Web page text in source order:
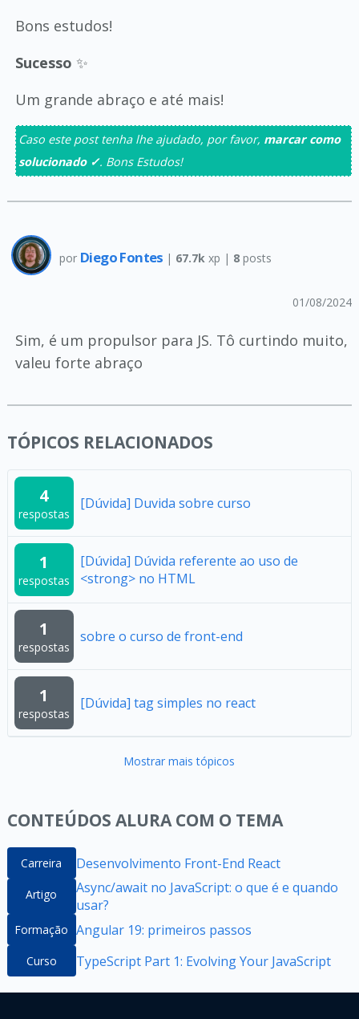
Bons estudos!
Sucesso ✨
Um grande abraço e até mais!
Caso este post tenha lhe ajudado, por favor, marcar como
solucionado ✓. Bons Estudos!
por Diego Fontes | 67.7k xp | 8 posts
01/08/2024
Sim, é um propulsor para JS. Tô curtindo muito,
valeu forte abraço
TÓPICOS RELACIONADOS
4
respostas
[Dúvida] Duvida sobre curso
1
respostas
[Dúvida] Dúvida referente ao uso de
<strong> no HTML
1
respostas
sobre o curso de front-end
1
respostas
[Dúvida] tag simples no react
Mostrar mais tópicos
CONTEÚDOS ALURA COM O TEMA
Carreira Desenvolvimento Front-End React
Artigo
Async/await no JavaScript: o que é e quando
usar?
Formação Angular 19: primeiros passos
Curso TypeScript Part 1: Evolving Your JavaScript